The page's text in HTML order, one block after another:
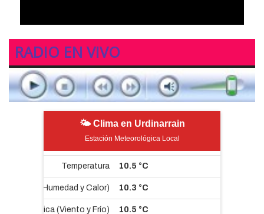
RADIO EN VIVO
🌤 Clima en Urdinarrain
Estación Meteorológica Local